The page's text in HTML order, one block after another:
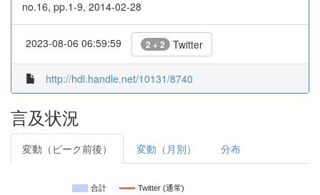
no.16, pp.1-9, 2014-02-28
2023-08-06 06:59:59 2 + 2 Twitter
http://hdl.handle.net/10131/8740
言及状況
変動（ピーク前後） 変動（月別） 分布
合計 Twitter (通常)